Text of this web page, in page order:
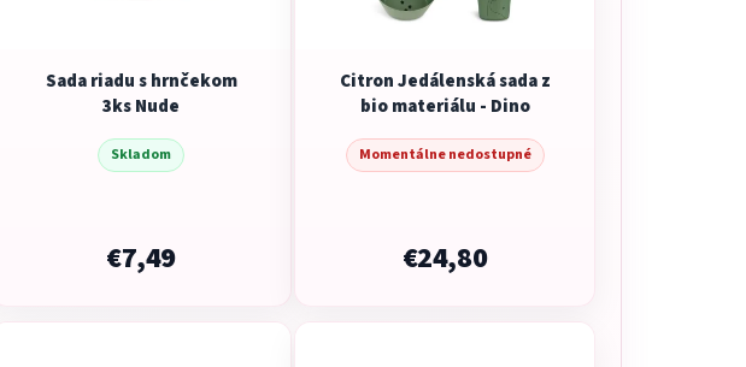
Sada riadu s hrnčekom
3ks Nude
Skladom
€7,49
Citron Jedálenská sada z
bio materiálu - Dino
Momentálne nedostupné
€24,80